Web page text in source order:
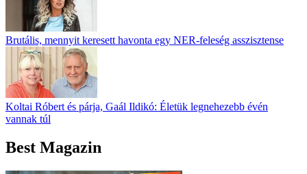
Brutális, mennyit keresett havonta egy NER-feleség asszisztense
Koltai Róbert és párja, Gaál Ildikó: Életük legnehezebb évén
vannak túl
Best Magazin